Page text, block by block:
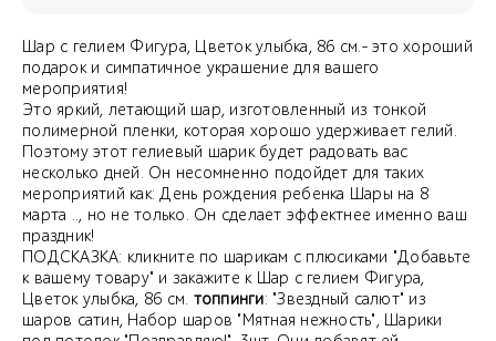
Шар с гелием Фигура, Цветок улыбка, 86 см.- это хороший
подарок и симпатичное украшение для вашего
мероприятия!
Это яркий, летающий шар, изготовленный из тонкой
полимерной пленки, которая хорошо удерживает гелий.
Поэтому этот гелиевый шарик будет радовать вас
несколько дней. Он несомненно подойдет для таких
мероприятий как: День рождения ребенка Шары на 8
марта .., но не только. Он сделает эффектнее именно ваш
праздник!
ПОДСКАЗКА: кликните по шарикам с плюсиками "Добавьте
к вашему товару" и закажите к Шар с гелием Фигура,
Цветок улыбка, 86 см. топпинги: "Звездный салют" из
шаров сатин, Набор шаров "Мятная нежность", Шарики